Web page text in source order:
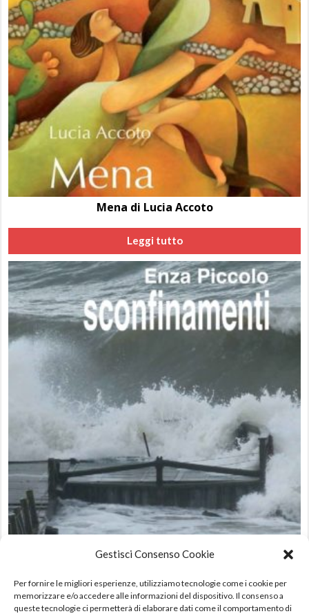
Gestisci Consenso Cookie
Per fornire le migliori esperienze, utilizziamo tecnologie come i cookie per
memorizzare e/o accedere alle informazioni del dispositivo. Il consenso a
queste tecnologie ci permetterà di elaborare dati come il comportamento di
Mena di Lucia Accoto
Leggi tutto
12,00€
AGGIUNGI AL CARRELLO